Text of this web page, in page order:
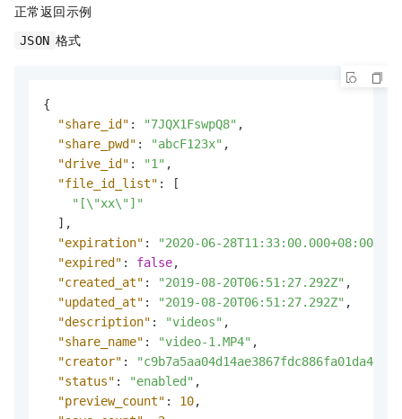
正常返回示例
JSON 格式
{
"share_id" : "7JQX1FswpQ8" ,
"share_pwd" : "abcF123x" ,
"drive_id" : "1" ,
"file_id_list" :
[
"[\"xx\"]"
] ,
"expiration" : "2020-06-28T11:33:00.000+08:00"
"expired" : false,
"created_at" : "2019-08-20T06:51:27.292Z" ,
"updated_at" : "2019-08-20T06:51:27.292Z" ,
"description" : "videos" ,
"share_name" : "video-1.MP4" ,
"creator" : "c9b7a5aa04d14ae3867fdc886fa01da4"
"status" : "enabled" ,
"preview_count" : 10,